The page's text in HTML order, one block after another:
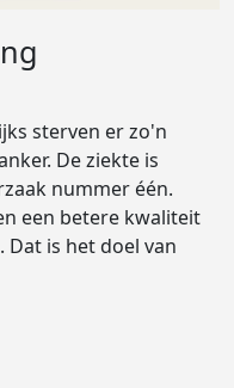
sterven er zo'n
De ziekte is
nummer één.
een betere kwaliteit
is het doel van